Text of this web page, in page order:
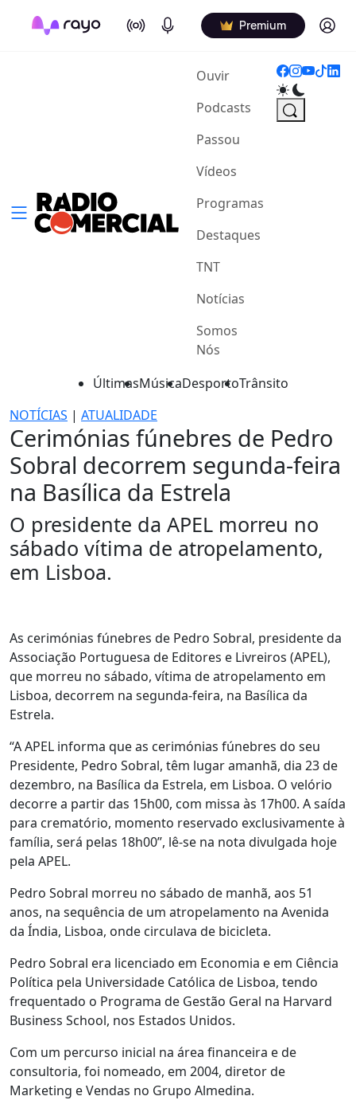
On Air Podcasts Premium Log in
Ouvir(current)
Podcasts
Passou
Vídeos
Programas
Destaques
TNT
Notícias
Somos
Nós
ÚltimasMúsicaDesportoTrânsito
NOTÍCIAS | ATUALIDADE
Cerimónias fúnebres de Pedro
Sobral decorrem segunda-feira
na Basílica da Estrela
O presidente da APEL morreu no
sábado vítima de atropelamento,
em Lisboa.
As cerimónias fúnebres de Pedro Sobral, presidente da
Associação Portuguesa de Editores e Livreiros (APEL),
que morreu no sábado, vítima de atropelamento em
Lisboa, decorrem na segunda-feira, na Basílica da
Estrela.
“A APEL informa que as cerimónias fúnebres do seu
Presidente, Pedro Sobral, têm lugar amanhã, dia 23 de
dezembro, na Basílica da Estrela, em Lisboa. O velório
decorre a partir das 15h00, com missa às 17h00. A saída
para crematório, momento reservado exclusivamente à
família, será pelas 18h00”, lê-se na nota divulgada hoje
pela APEL.
Pedro Sobral morreu no sábado de manhã, aos 51
anos, na sequência de um atropelamento na Avenida
da Índia, Lisboa, onde circulava de bicicleta.
Pedro Sobral era licenciado em Economia e em Ciência
Política pela Universidade Católica de Lisboa, tendo
frequentado o Programa de Gestão Geral na Harvard
Business School, nos Estados Unidos.
Com um percurso inicial na área financeira e de
consultoria, foi nomeado, em 2004, diretor de
Marketing e Vendas no Grupo Almedina.